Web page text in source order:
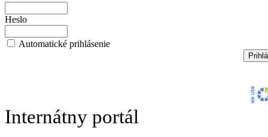
Heslo
Automatické prihlásenie
Internátny portál